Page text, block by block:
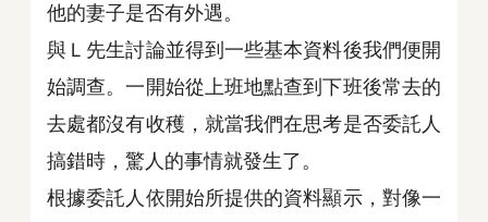
他的妻子是否有外遇。
與Ｌ先生討論並得到一些基本資料後我們便開
始調查。一開始從上班地點查到下班後常去的
去處都沒有收穫，就當我們在思考是否委託人
搞錯時，驚人的事情就發生了。
根據委託人依開始所提供的資料顯示，對像一